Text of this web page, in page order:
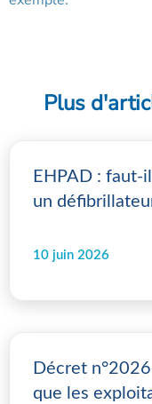
Plus
EHPAD : faut-
un
10 juin 2026
Décret
que les